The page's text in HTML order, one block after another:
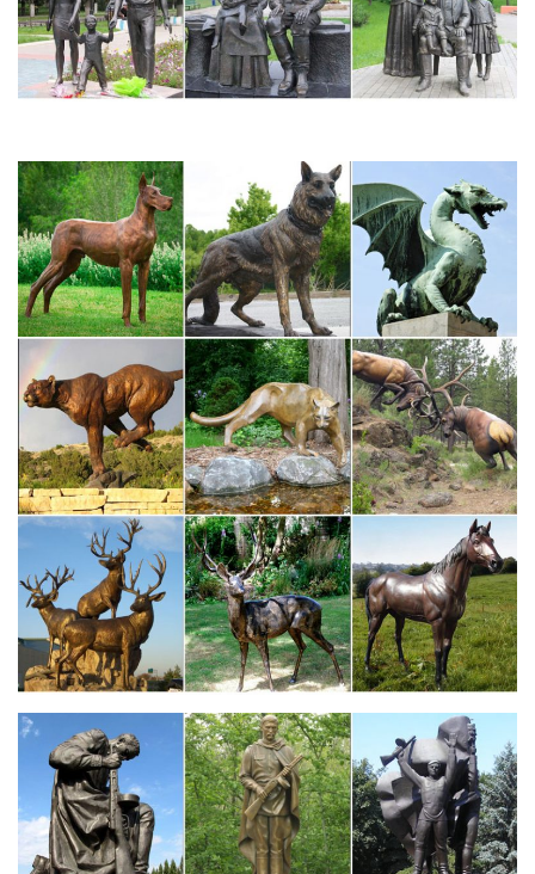
предложения начинаются с 4 600 руб.
Царское Село | ВКонтакте
Проект "Ассоциации" в Царском Селе. "Игра в античность". 16
театрализованноеСИМВОЛ ГОДА #museumbestiary Самое
простое у этой картины – ее название: "Собака на диване".
Рождественский вертеп: из истории возникновения символа…
Они изображали рождественскую сцену и были знаками,
символами Рождества. Порой вместо фигурок в верхнем ярусе
ставили икону праздника Рождества.Вертеп изо льда.
Екатерининский собор в Царском Селе.
Т. Мкртычев Национальный музей азиатских искусств Париж
Последним «непрофильным» разделом, дольше всего
«продержавшимся» в Национальном музее азиатских искусств
(музей Гиме), былПоверхность статуэток декорирована
зигзагами, полукружиями, дисками, в которых принято видеть
изображения символов природных стихий.
Воплощенные в металле. В Екатерининском парке проходит…
В Музее-Даче Пушкина прошла театрализованная экскурсия в
рамках проекта «Я живу в Царском Селе».Сзади уродливое
чудовище — дьявол, символ пороков. Рыцаря сопровождает
лишь один друг — его собака.
Игорь Зимин. Животные в императорской семье. Детский
мир…
В Петергофском дворце сохранилась фарфоровая статуэтка
Земиры. В описи, составленной в 1880-х гг., значилось:
«Петергоф.Пирамидка над могилой собаки повторяла облик
обелисков, созданных еще в 1840-х гг. архитектором